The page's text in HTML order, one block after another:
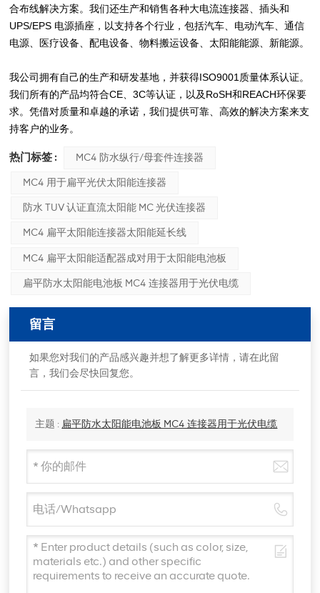
合布线解决方案。我们还生产和销售各种大电流连接器、插头和
UPS/EPS 电源插座，以支持各个行业，包括汽车、电动汽车、通信
电源、医疗设备、配电设备、物料搬运设备、太阳能能源、新能源。
我公司拥有自己的生产和研发基地，并获得ISO9001质量体系认证。
我们所有的产品均符合CE、3C等认证，以及RoSH和REACH环保要
求。凭借对质量和卓越的承诺，我们提供可靠、高效的解决方案来支
持客户的业务。
热门标签 : MC4 防水纵行/母套件连接器
MC4 用于扁平光伏太阳能连接器
防水 TUV 认证直流太阳能 MC 光伏连接器
MC4 扁平太阳能连接器太阳能延长线
MC4 扁平太阳能适配器成对用于太阳能电池板
扁平防水太阳能电池板 MC4 连接器用于光伏电缆
留言
如果您对我们的产品感兴趣并想了解更多详情，请在此留
言，我们会尽快回复您。
主题 : 扁平防水太阳能电池板 MC4 连接器用于光伏电缆